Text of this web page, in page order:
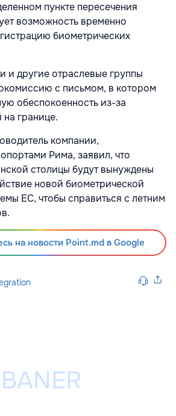
пункте пересечения
возможность временно
биометрических
и другие отраслевые группы
с письмом, в котором
обеспокоенность из-за
границе.
компании,
Рима, заявил, что
столицы будут вынуждены
новой биометрической
ЕС, чтобы справиться с летним
на новости Point.md в Google